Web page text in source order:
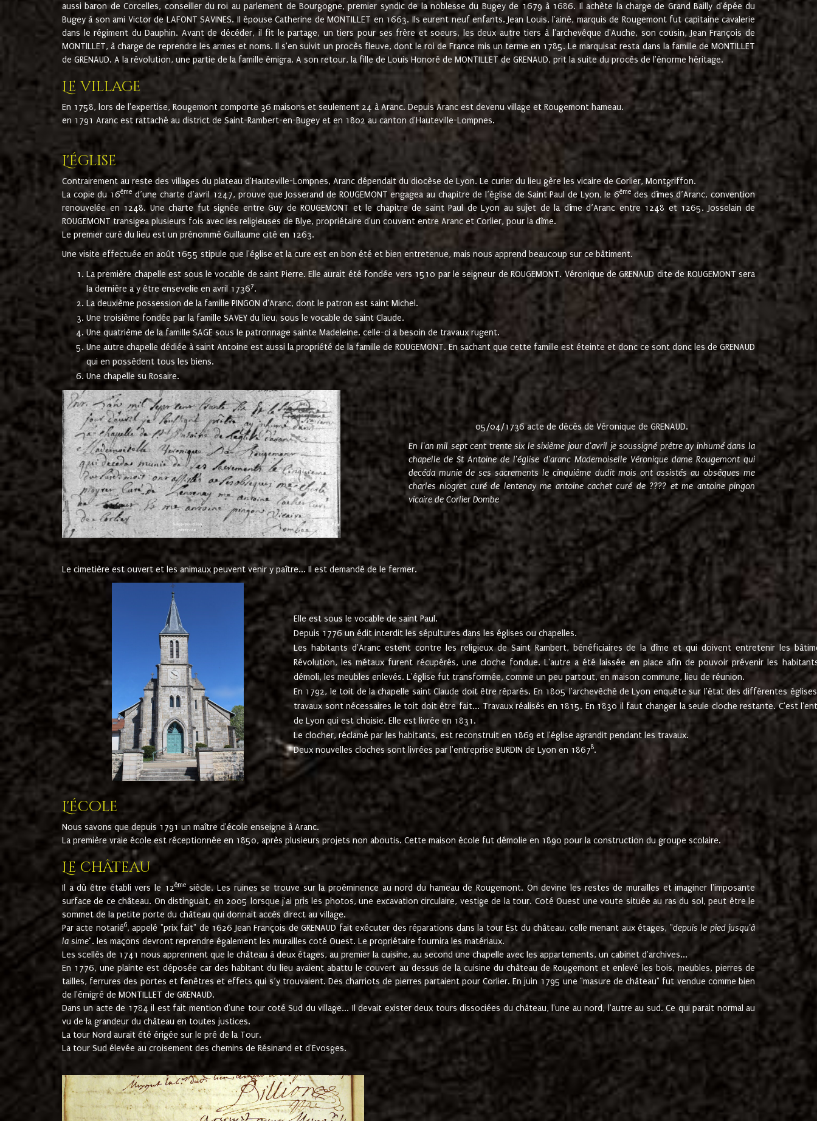
aussi baron de Corcelles, conseiller du roi au parlement de Bourgogne, premier syndic de la noblesse du Bugey de 1679 à 1686. Il achète la charge de Grand Bailly d'épée du
Bugey à son ami Victor de LAFONT SAVINES. Il épouse Catherine de MONTILLET en 1663. Ils eurent neuf enfants. Jean Louis, l'ainé, marquis de Rougemont fut capitaine cavalerie
dans le régiment du Dauphin. Avant de décéder, il fit le partage, un tiers pour ses frère et soeurs, les deux autre tiers à l'archevêque d'Auche, son cousin, Jean François de
MONTILLET, à charge de reprendre les armes et noms. Il s'en suivit un procès fleuve, dont le roi de France mis un terme en 1785. Le marquisat resta dans la famille de MONTILLET
de GRENAUD. A la révolution, une partie de la famille émigra. A son retour, la fille de Louis Honoré de MONTILLET de GRENAUD, prit la suite du procès de l'énorme héritage.
Le village
En 1758, lors de l'expertise, Rougemont comporte 36 maisons et seulement 24 à Aranc. Depuis Aranc est devenu village et Rougemont hameau.
en 1791 Aranc est rattaché au district de Saint-Rambert-en-Bugey et en 1802 au canton d'Hauteville-Lompnes.
L'église
Contrairement au reste des villages du plateau d'Hauteville-Lompnes, Aranc dépendait du diocèse de Lyon. Le curier du lieu gère les vicaire de Corlier, Montgriffon.
La copie du 16ème d’une charte d’avril 1247, prouve que Josserand de ROUGEMONT engagea au chapitre de l’église de Saint Paul de Lyon, le 6ème des dîmes d’Aranc, convention
renouvelée en 1248. Une charte fut signée entre Guy de ROUGEMONT et le chapitre de saint Paul de Lyon au sujet de la dîme d’Aranc entre 1248 et 1265. Josselain de
ROUGEMONT transigea plusieurs fois avec les religieuses de Blye, propriétaire d'un couvent entre Aranc et Corlier, pour la dîme.
Le premier curé du lieu est un prénommé Guillaume cité en 1263.
Une visite effectuée en août 1655 stipule que l'église et la cure est en bon été et bien entretenue, mais nous apprend beaucoup sur ce bâtiment.
La première chapelle est sous le vocable de saint Pierre. Elle aurait été fondée vers 1510 par le seigneur de ROUGEMONT. Véronique de GRENAUD dite de ROUGEMONT sera
la dernière a y être ensevelie en avril 17367.
La deuxième possession de la famille PINGON d'Aranc, dont le patron est saint Michel.
Une troisième fondée par la famille SAVEY du lieu, sous le vocable de saint Claude.
Une quatrième de la famille SAGE sous le patronnage sainte Madeleine. celle-ci a besoin de travaux rugent.
Une autre chapelle dédiée à saint Antoine est aussi la propriété de la famille de ROUGEMONT. En sachant que cette famille est éteinte et donc ce sont donc les de GRENAUD
qui en possèdent tous les biens.
Une chapelle su Rosaire.
05/04/1736 acte de décès de Véronique de GRENAUD.
En l'an mil sept cent trente six le sixième jour d'avril je soussigné prêtre ay inhumé dans la
chapelle de St Antoine de l'église d'aranc Mademoiselle Véronique dame Rougemont qui
decéda munie de ses sacrements le cinquième dudit mois ont assistés au obsèques me
charles niogret curé de lentenay me antoine cachet curé de ???? et me antoine pingon
vicaire de Corlier Dombe
Le cimetière est ouvert et les animaux peuvent venir y paître... Il est demandé de le fermer.
Elle est sous le vocable de saint Paul.
Depuis 1776 un édit interdit les sépultures dans les églises ou chapelles.
Les habitants d'Aranc estent contre les religieux de Saint Rambert, bénéficiaires de la dîme et qui doivent entretenir les
Révolution, les métaux furent récupérés, une cloche fondue. L'autre a été laissée en place afin de pouvoir prévenir les
démoli, les meubles enlevés. L'église fut transformée, comme un peu partout, en maison commune, lieu de réunion.
En 1792, le toit de la chapelle saint Claude doit être réparés. En 1805 l'archevêché de Lyon enquête sur l'état des différentes
travaux sont nécessaires le toit doit être fait... Travaux réalisés en 1815. En 1830 il faut changer la seule cloche restante. C'est
de Lyon qui est choisie. Elle est livrée en 1831.
Le clocher, réclamé par les habitants, est reconstruit en 1869 et l'église agrandit pendant les travaux.
Deux nouvelles cloches sont livrées par l'entreprise BURDIN de Lyon en 18678.
L'école
Nous savons que depuis 1791 un maître d'école enseigne à Aranc.
La première vraie école est réceptionnée en 1850, après plusieurs projets non aboutis. Cette maison école fut démolie en 1890 pour la construction du groupe scolaire.
Le château
Il a dû être établi vers le 12èmesiècle. Les ruines se trouve sur la proéminence au nord du hameau de Rougemont. On devine les restes de murailles et imaginer l'imposante
surface de ce château. On distinguait, en 2005 lorsque j'ai pris les photos, une excavation circulaire, vestige de la tour. Coté Ouest une voute située au ras du sol, peut être le
sommet de la petite porte du château qui donnait accès direct au village.
Par acte notarié6, appelé "prix fait" de 1626 Jean François de GRENAUD fait exécuter des réparations dans la tour Est du château, celle menant aux étages, "depuis le pied jusqu'à
la sime". les maçons devront reprendre également les murailles coté Ouest. Le propriétaire fournira les matériaux.
Les scellés de 1741 nous apprennent que le château à deux étages, au premier la cuisine, au second une chapelle avec les appartements, un cabinet d'archives...
En 1776, une plainte est déposée car des habitant du lieu avaient abattu le couvert au dessus de la cuisine du château de Rougemont et enlevé les bois, meubles, pierres de
tailles, ferrures des portes et fenêtres et effets qui s’y trouvaient. Des charriots de pierres partaient pour Corlier. En juin 1795 une "masure de château" fut vendue comme bien
de l'émigré de MONTILLET de GRENAUD.
Dans un acte de 1784 il est fait mention d'une tour coté Sud du village... Il devait exister deux tours dissociées du château, l'une au nord, l'autre au sud. Ce qui parait normal au
vu de la grandeur du château en toutes justices.
La tour Nord aurait été érigée sur le pré de la Tour.
La tour Sud élevée au croisement des chemins de Résinand et d'Evosges.